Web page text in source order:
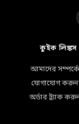
কুইক লিঙ্কস
আমাদের সম্পর্কে
যোগাযোগ করুন
অর্ডার ট্র্যাক